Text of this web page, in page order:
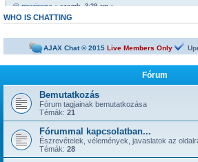
@mrarizona « szomb. 3:29 am »
https://netbiznisz.hu/viewtopic.php?t=10652
Bobabeten a futtbal vb miatt minden napra jut
@mrarizona « szomb. 3:28 am »
sziasztok!
Neked is
@mrarizona « hétf. 5:51 pm »
jónapot
@szepbalazs « kedd 8:22 am »
has started a new topic:Kickoffboss
@Admin « hétf. 8:49 pm »
WHO IS CHATTING
AJAX Chat © 2015 Live Members Only
Fórum
Bemutatkozás
Fórum tagjainak bemutatkozása
Témák: 21
Fórummal kapcsolatban...
Észrevételek, vélemények, javaslatok az
Témák: 28